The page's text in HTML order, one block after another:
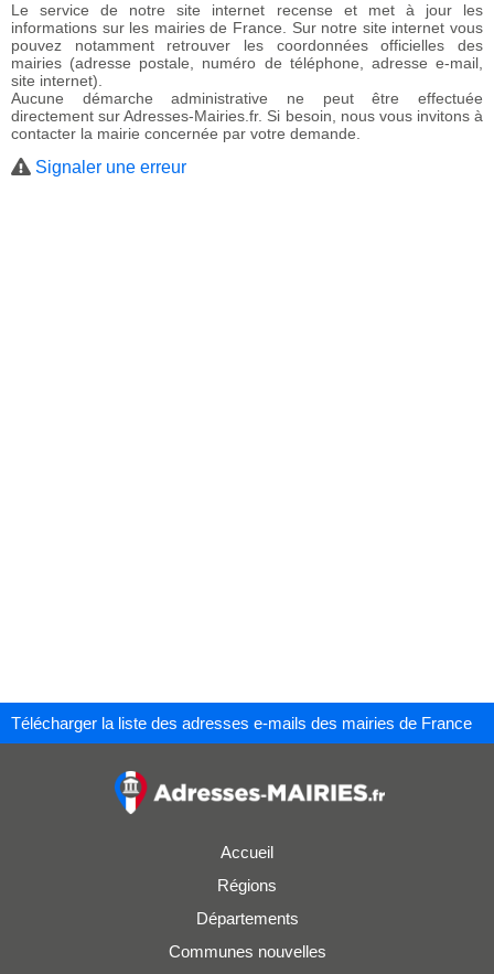
Le service de notre site internet recense et met à jour les
informations sur les mairies de France. Sur notre site internet vous
pouvez notamment retrouver les coordonnées officielles des
mairies (adresse postale, numéro de téléphone, adresse e-mail,
site internet).
Aucune démarche administrative ne peut être effectuée
directement sur Adresses-Mairies.fr. Si besoin, nous vous invitons à
contacter la mairie concernée par votre demande.
Signaler une erreur
Télécharger la liste des adresses e-mails des mairies de France
Accueil
Régions
Départements
Communes nouvelles